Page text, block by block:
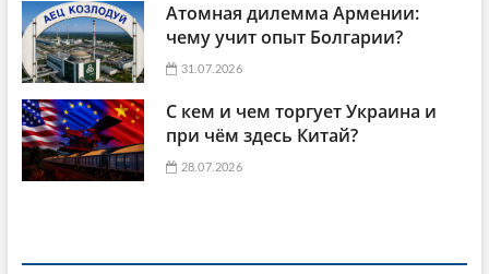
Атомная дилемма Армении:
чему учит опыт Болгарии?
31.07.2026
С кем и чем торгует Украина и
при чём здесь Китай?
28.07.2026